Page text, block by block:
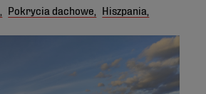
Pokrycia dachowe,
Hiszpania,